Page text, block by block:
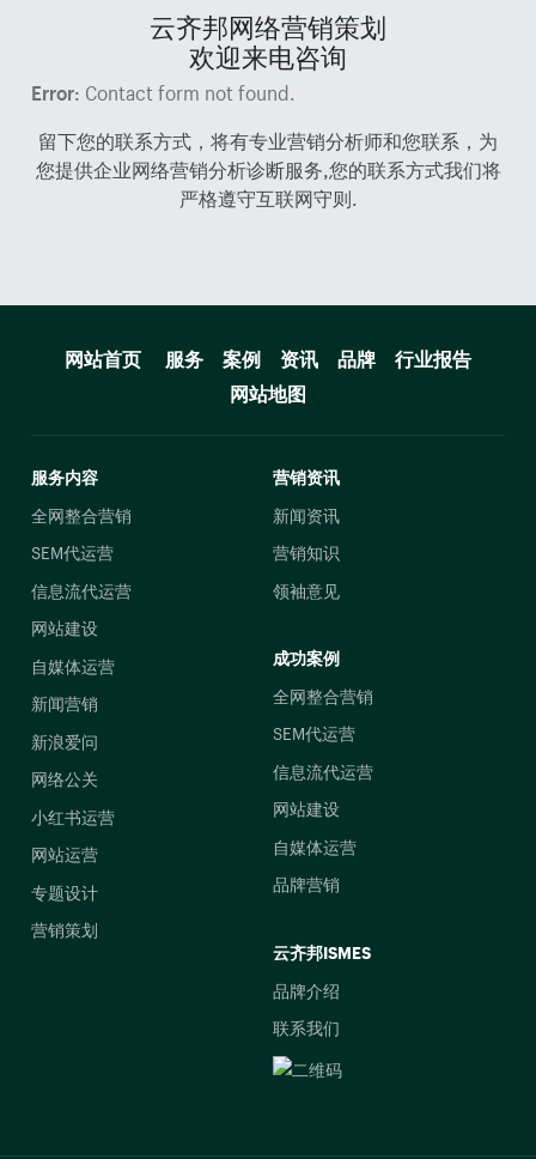
云齐邦网络营销策划
欢迎来电咨询
Error: Contact form not found.
留下您的联系方式，将有专业营销分析师和您联系，为
您提供企业网络营销分析诊断服务,您的联系方式我们将
严格遵守互联网守则.
网站首页 服务 案例 资讯 品牌
行业报告
网站地图
服务内容
全网整合营销
SEM代运营
信息流代运营
网站建设
自媒体运营
新闻营销
新浪爱问
网络公关
小红书运营
网站运营
专题设计
营销策划
营销资讯
新闻资讯
营销知识
领袖意见
成功案例
全网整合营销
SEM代运营
信息流代运营
网站建设
自媒体运营
品牌营销
云齐邦ISMES
品牌介绍
联系我们